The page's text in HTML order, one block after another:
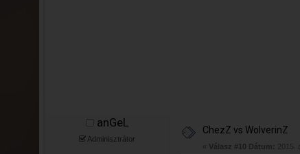
anGeL
Adminisztrátor
ChezZ vs WolverinZ
« Válasz #10 Dátum: 2015.